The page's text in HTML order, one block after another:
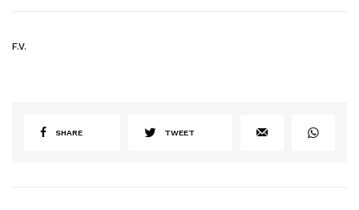
F.V.
SHARE TWEET